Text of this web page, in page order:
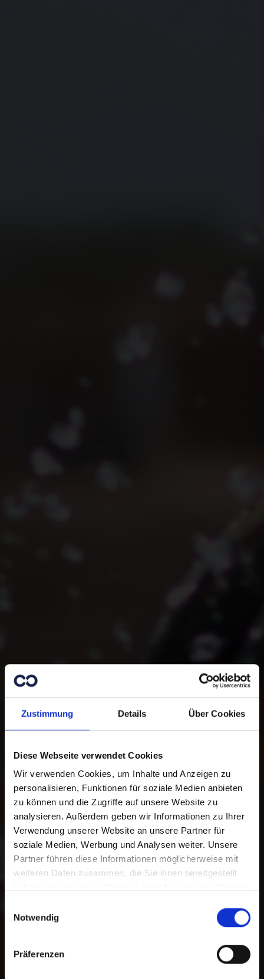
Zustimmung Details Über Cookies
Diese Webseite verwendet Cookies
Wir verwenden Cookies, um Inhalte und Anzeigen zu
personalisieren, Funktionen für soziale Medien anbieten
zu können und die Zugriffe auf unsere Website zu
analysieren. Außerdem geben wir Informationen zu Ihrer
Verwendung unserer Website an unsere Partner für
soziale Medien, Werbung und Analysen weiter. Unsere
Partner führen diese Informationen möglicherweise mit
weiteren Daten zusammen, die Sie ihnen bereitgestellt
Notwendig
Präferenzen
Danke für Ihre
Unterstützung.
Mit Ihrer Online-Spende unterstützen
Sie Menschen in Not. Sie haben die
und einer zweckgebundenen Spende